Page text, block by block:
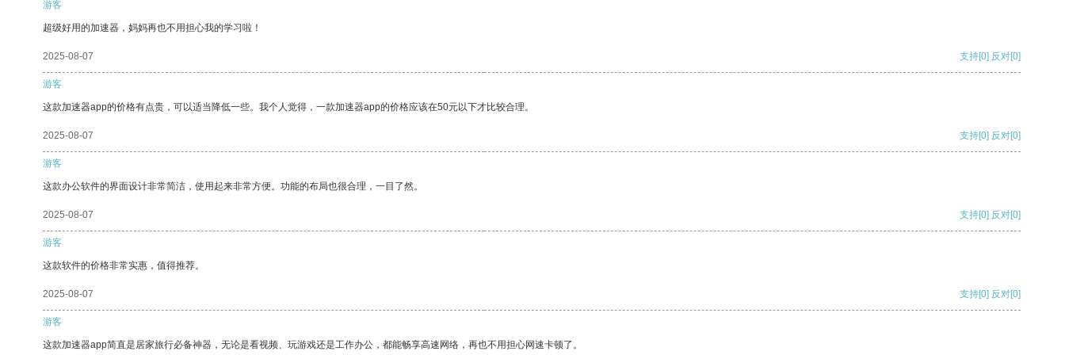
游客
超级好用的加速器，妈妈再也不用担心我的学习啦！
2025-08-07 支持[0] 反对[0]
游客
这款加速器app的价格有点贵，可以适当降低一些。我个人觉得，一款加速器app的价格应该在50元以下才比较合理。
2025-08-07 支持[0] 反对[0]
游客
这款办公软件的界面设计非常简洁，使用起来非常方便。功能的布局也很合理，一目了然。
2025-08-07 支持[0] 反对[0]
游客
这款软件的价格非常实惠，值得推荐。
2025-08-07 支持[0] 反对[0]
游客
这款加速器app简直是居家旅行必备神器，无论是看视频、玩游戏还是工作办公，都能畅享高速网络，再也不用担心网速卡顿了。